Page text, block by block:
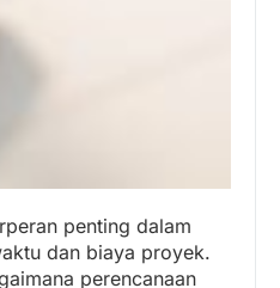
penting dalam
dan biaya proyek.
perencanaan